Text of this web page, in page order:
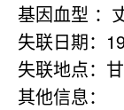
基因血型 ：
失联日期：
失联地点：
其他信息：